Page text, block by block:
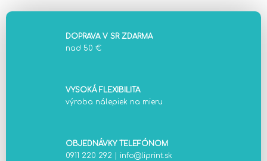
DOPRAVA V SR ZDARMA
nad 50 €
VYSOKÁ FLEXIBILITA
výroba nálepiek na mieru
OBJEDNÁVKY TELEFÓNOM
0911 220 292
info@liprint.sk